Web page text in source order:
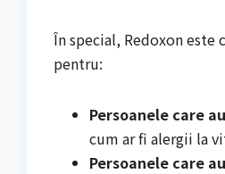
În special, Redoxon este
pentru:
Persoanele care
cum ar fi alergii la
Persoanele care